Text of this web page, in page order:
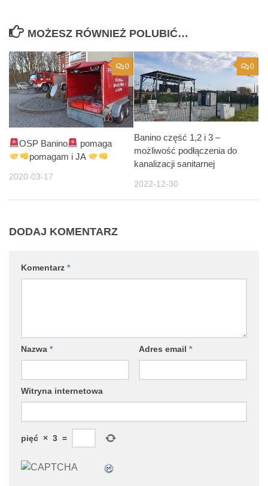
MOŻESZ RÓWNIEŻ POLUBIĆ…
0
OSP Banino
pomaga
pomagam i JA
2020-03-17
0
Banino część 1,2 i 3 –
możliwość podłączenia do
kanalizacji sanitarnej
2022-12-30
DODAJ KOMENTARZ
Komentarz *
Nazwa * Adres email *
Witryna internetowa
pięć × 3 =